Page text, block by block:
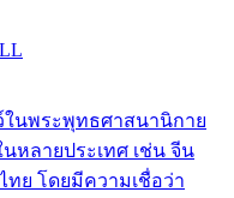
ในพระพุทธศาสนานิกาย
หลายประเทศ เช่น จีน
ทย โดยมีความเชื่อว่า